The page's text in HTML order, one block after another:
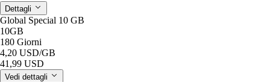
Dettagli
Global Special 10 GB
10GB
180 Giorni
4,20 USD/GB
41,99 USD
Vedi dettagli